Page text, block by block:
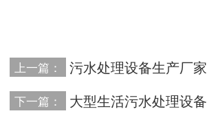
上一篇： 污水处理设备生产厂家
下一篇： 大型生活污水处理设备